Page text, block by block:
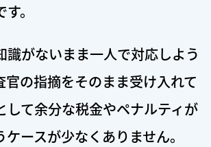
。
識がないまま一人で対応しよう
官の指摘をそのまま受け入れて
して余分な税金やペナルティが
ースが少なくありません。